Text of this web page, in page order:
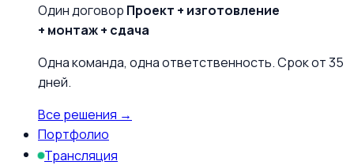
Один договор Проект + изготовление
+ монтаж + сдача
Одна команда, одна ответственность. Срок от 35
дней.
Все решения →
Портфолио
Трансляция